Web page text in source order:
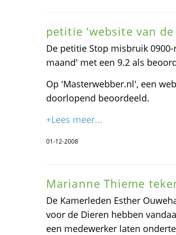
petitie 'website van
De petitie Stop misbruik
maand' met een 9.2 als
Op 'Masterwebber.nl', een
doorlopend beoordeeld.
+Lees meer...
01-12-2008
Marianne Thieme
De Kamerleden Esther
voor de Dieren hebben
een medewerker laten